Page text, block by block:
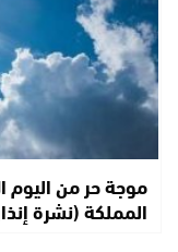
موجة حر من اليوم
المملكة (نشرة